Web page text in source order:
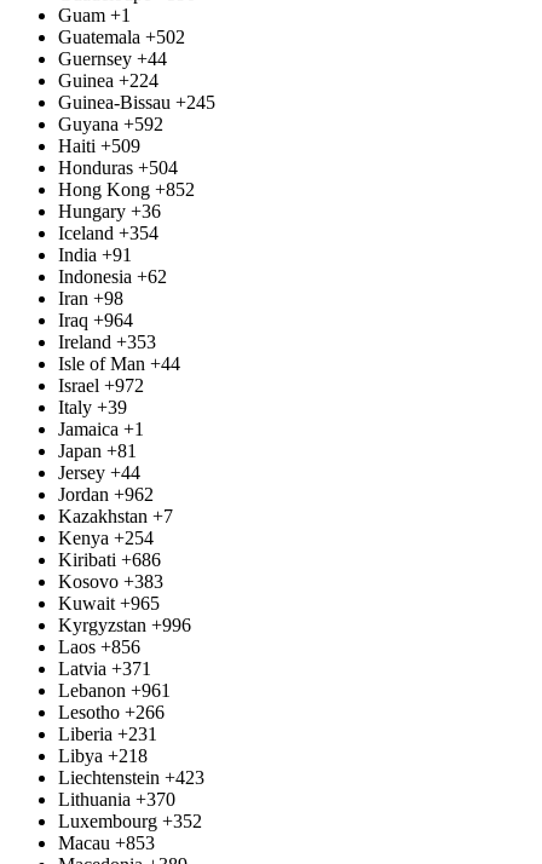
Guam +1
Guatemala +502
Guernsey +44
Guinea +224
Guinea-Bissau +245
Guyana +592
Haiti +509
Honduras +504
Hong Kong +852
Hungary +36
Iceland +354
India +91
Indonesia +62
Iran +98
Iraq +964
Ireland +353
Isle of Man +44
Israel +972
Italy +39
Jamaica +1
Japan +81
Jersey +44
Jordan +962
Kazakhstan +7
Kenya +254
Kiribati +686
Kosovo +383
Kuwait +965
Kyrgyzstan +996
Laos +856
Latvia +371
Lebanon +961
Lesotho +266
Liberia +231
Libya +218
Liechtenstein +423
Lithuania +370
Luxembourg +352
Macau +853